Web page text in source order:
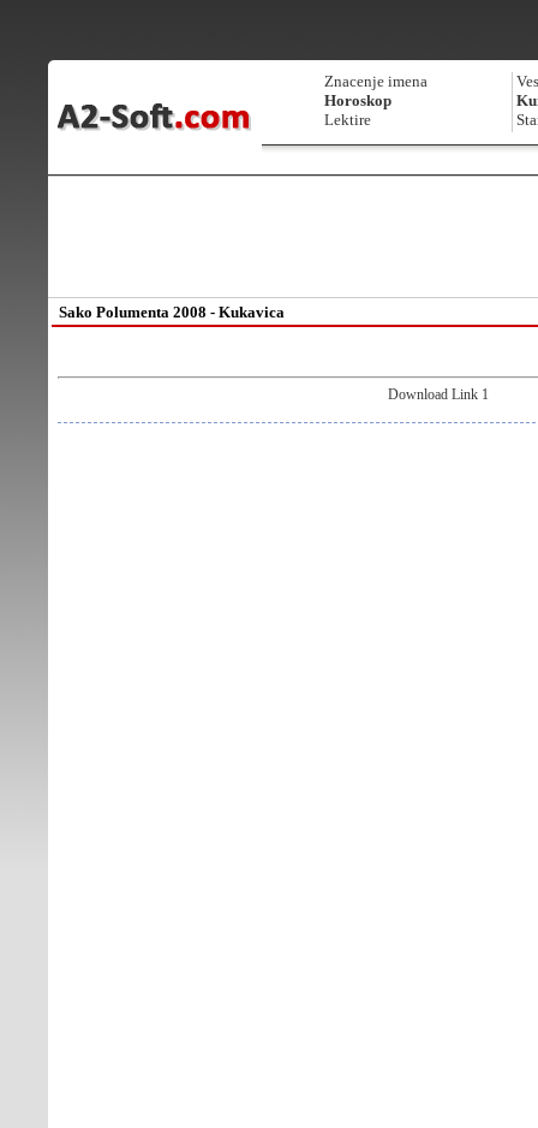
Znacenje imena
Horoskop
Lektire
Sako Polumenta 2008 - Kukavica
Download Link 1